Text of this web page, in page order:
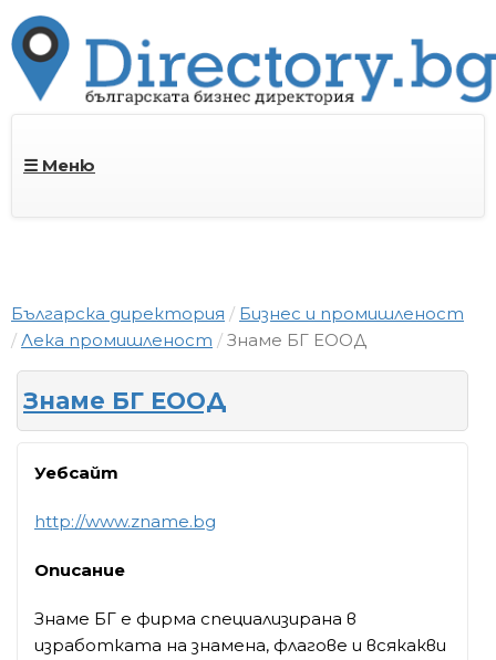
☰ Меню
Българска директория
Бизнес и промишленост
Лека промишленост
Знаме БГ ЕООД
Знаме БГ ЕООД
Уебсайт
http://www.zname.bg
Описание
Знаме БГ е фирма специализирана в
изработката на знамена, флагове и всякакви